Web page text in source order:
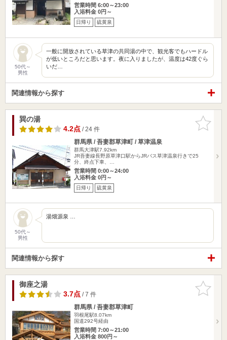
営業時間 6:00～23:00
入浴料金 0円～
日帰り 硫黄泉
50代～
男性
一般に開放されている草津の共同湯の中で、観光客でもハードル
が低いところだと思います。夜に入りましたが、温度は42度ぐら
いだ…
関連情報から探す
お気に入
りに追加
巽の湯
4.2点/ 24 件
群馬県 / 吾妻郡草津町 / 草津温泉
群馬大津駅7.92km
JR吾妻線長野原草津口駅からJRバス草津温泉行きで25
分、終点下車、…
営業時間 0:00～24:00
入浴料金 0円～
日帰り 硫黄泉
50代～
男性
湯畑源泉 …
関連情報から探す
お気に入
りに追加
御座之湯
3.7点/ 7 件
群馬県 / 吾妻郡草津町
羽根尾駅8.07km
国道292号経由
営業時間 7:00～21:00
入浴料金 800円～